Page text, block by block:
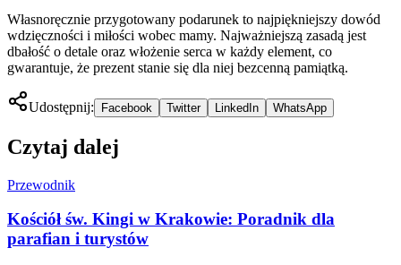
Własnoręcznie przygotowany podarunek to najpiękniejszy dowód
wdzięczności i miłości wobec mamy. Najważniejszą zasadą jest
dbałość o detale oraz włożenie serca w każdy element, co
gwarantuje, że prezent stanie się dla niej bezcenną pamiątką.
Udostępnij: Facebook Twitter LinkedIn WhatsApp
Czytaj dalej
Przewodnik
Kościół św. Kingi w Krakowie: Poradnik dla
parafian i turystów